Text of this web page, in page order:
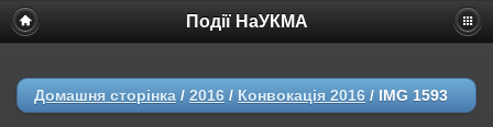
Події НаУКМА
Домашня сторінка / 2016 / Конвокація 2016 / IMG 1593